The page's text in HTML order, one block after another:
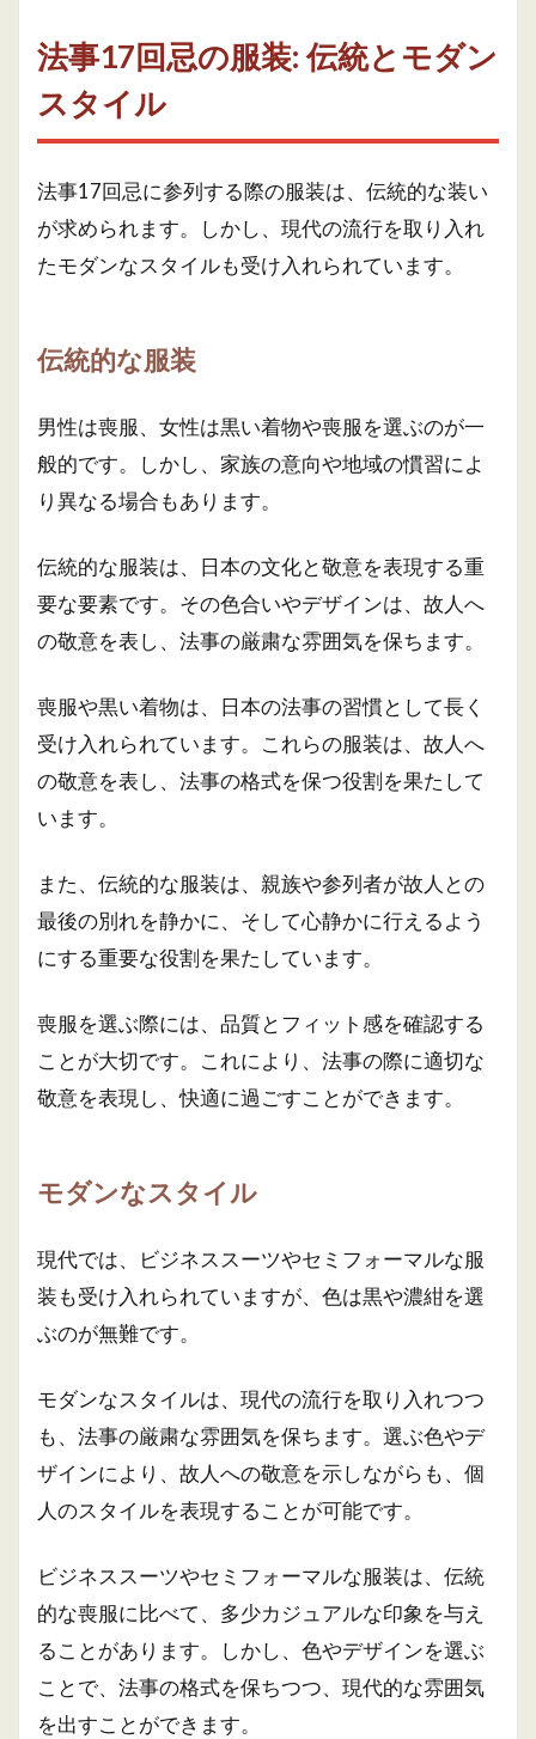
法事17回忌の服装: 伝統とモダン
スタイル
法事17回忌に参列する際の服装は、伝統的な装い
が求められます。しかし、現代の流行を取り入れ
たモダンなスタイルも受け入れられています。
伝統的な服装
男性は喪服、女性は黒い着物や喪服を選ぶのが一
般的です。しかし、家族の意向や地域の慣習によ
り異なる場合もあります。
伝統的な服装は、日本の文化と敬意を表現する重
要な要素です。その色合いやデザインは、故人へ
の敬意を表し、法事の厳粛な雰囲気を保ちます。
喪服や黒い着物は、日本の法事の習慣として長く
受け入れられています。これらの服装は、故人へ
の敬意を表し、法事の格式を保つ役割を果たして
います。
また、伝統的な服装は、親族や参列者が故人との
最後の別れを静かに、そして心静かに行えるよう
にする重要な役割を果たしています。
喪服を選ぶ際には、品質とフィット感を確認する
ことが大切です。これにより、法事の際に適切な
敬意を表現し、快適に過ごすことができます。
モダンなスタイル
現代では、ビジネススーツやセミフォーマルな服
装も受け入れられていますが、色は黒や濃紺を選
ぶのが無難です。
モダンなスタイルは、現代の流行を取り入れつつ
も、法事の厳粛な雰囲気を保ちます。選ぶ色やデ
ザインにより、故人への敬意を示しながらも、個
人のスタイルを表現することが可能です。
ビジネススーツやセミフォーマルな服装は、伝統
的な喪服に比べて、多少カジュアルな印象を与え
ることがあります。しかし、色やデザインを選ぶ
ことで、法事の格式を保ちつつ、現代的な雰囲気
を出すことができます。